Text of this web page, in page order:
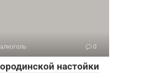
0
настойки